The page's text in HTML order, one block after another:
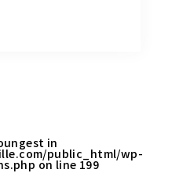
in
public_html/wp-
on line 199